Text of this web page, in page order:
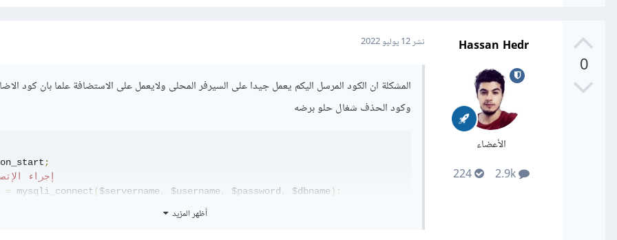
0
Hassan Hedr
الأعضاء
2.9k
224
نشر12 يوليو 2022
المشكلة ان الكود المرسل اليكم يعمل جيدا على السيرفر المحلى ولايعمل على الاستضافة علما بان كود
وكود الحذف شغال حلو برضه
;
// إجراء
= mysqli_connect($servername , $username , $password , $dbname);
أظهر المزيد